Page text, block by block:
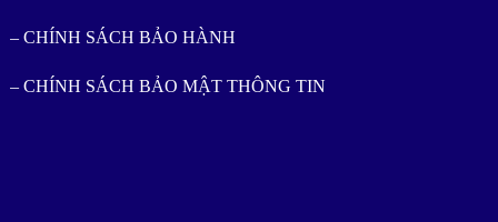
– CHÍNH SÁCH BẢO HÀNH
– CHÍNH SÁCH BẢO MẬT THÔNG TIN